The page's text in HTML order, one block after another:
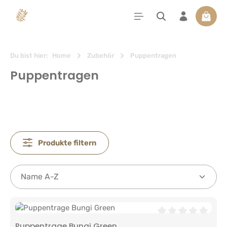
springen
Du bist hier: Home Zubehör Puppentragen
Puppentragen
Produkte filtern